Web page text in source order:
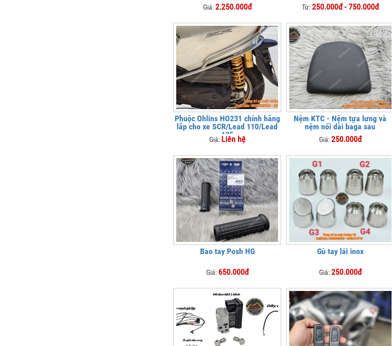
Giá:2.250.000đ Từ:250.000đ - 750.000đ
Phuộc Ohlins HO231 chính hãng
lắp cho xe SCR/Lead 110/Lead
125
Giá: Liên hệ
Nệm KTC - Nệm tựa lưng và
nệm nối dài baga sau
Giá:250.000đ
Bao tay Posh HG
Giá: 650.000đ
Gù tay lái inox
Giá:250.000đ